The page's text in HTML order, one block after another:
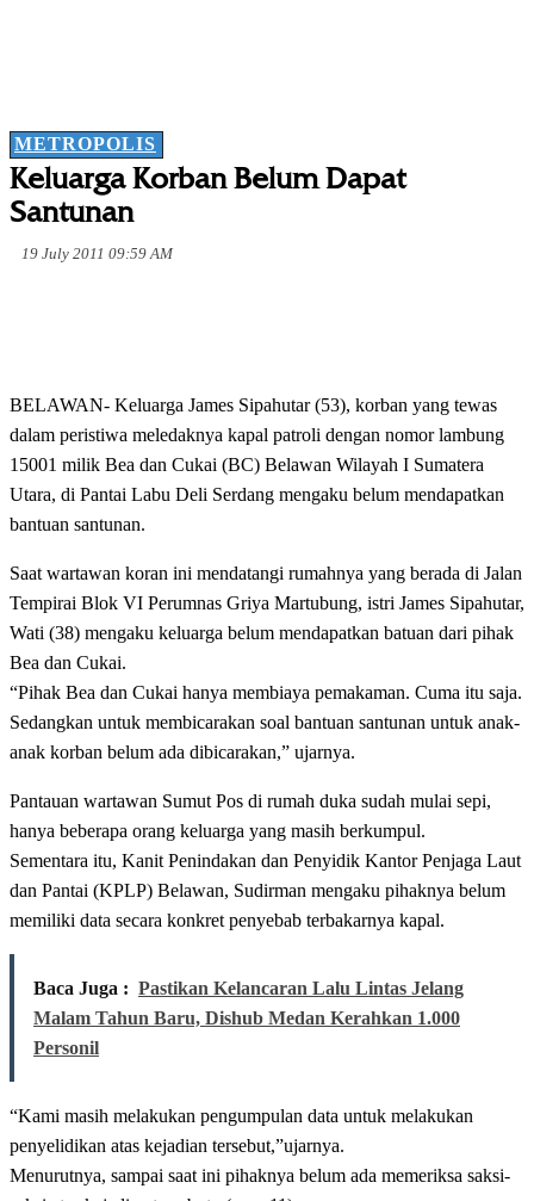
METROPOLIS
Keluarga Korban Belum Dapat
Santunan
19 July 2011 09:59 AM
BELAWAN- Keluarga James Sipahutar (53), korban yang tewas
dalam peristiwa meledaknya kapal patroli dengan nomor lambung
15001 milik Bea dan Cukai (BC) Belawan Wilayah I Sumatera
Utara, di Pantai Labu Deli Serdang mengaku belum mendapatkan
bantuan santunan.
Saat wartawan koran ini mendatangi rumahnya yang berada di Jalan
Tempirai Blok VI Perumnas Griya Martubung, istri James Sipahutar,
Wati (38) mengaku keluarga belum mendapatkan batuan dari pihak
Bea dan Cukai.
“Pihak Bea dan Cukai hanya membiaya pemakaman. Cuma itu saja.
Sedangkan untuk membicarakan soal bantuan santunan untuk anak-
anak korban belum ada dibicarakan,” ujarnya.
Pantauan wartawan Sumut Pos di rumah duka sudah mulai sepi,
hanya beberapa orang keluarga yang masih berkumpul.
Sementara itu, Kanit Penindakan dan Penyidik Kantor Penjaga Laut
dan Pantai (KPLP) Belawan, Sudirman mengaku pihaknya belum
memiliki data secara konkret penyebab terbakarnya kapal.
Baca Juga : Pastikan Kelancaran Lalu Lintas Jelang
Malam Tahun Baru, Dishub Medan Kerahkan 1.000
Personil
“Kami masih melakukan pengumpulan data untuk melakukan
penyelidikan atas kejadian tersebut,”ujarnya.
Menurutnya, sampai saat ini pihaknya belum ada memeriksa saksi-